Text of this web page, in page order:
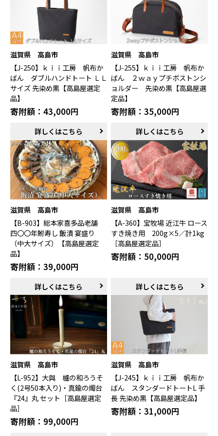
滋賀県 高島市
【J-250】ｋｉｉ工房 帆布か
ばん ダブルハンドトート ＬＬ
サイズ 先染め黒【高島屋選定
品】
寄附額：43,000円
詳しくはこちら
滋賀県 高島市
【J-255】ｋｉｉ工房 帆布か
ばん ２ｗａｙプチボストンシ
ョルダー 先染め黒【高島屋選
定品】
寄附額：35,000円
詳しくはこちら
滋賀県 高島市
【B-903】総本家喜多品老舗
四〇〇年鮒寿し 飯漬 宴盛り
（中大サイズ）【高島屋選定
品】
寄附額：39,000円
詳しくはこちら
滋賀県 高島市
【A-360】宝牧場 近江牛 ロース
すき焼き用 200g×5／計1kg
［高島屋選定品］
寄附額：50,000円
詳しくはこちら
滋賀県 高島市
【L-952】大與 櫨の和ろうそ
く(2号50本入り)・真鍮の燭台
『24』丸 セット［高島屋選定
品］
寄附額：99,000円
滋賀県 高島市
【J-245】ｋｉｉ工房 帆布か
ばん スタンダードトートL 手
長 先染め黒【高島屋選定品】
寄附額：31,000円